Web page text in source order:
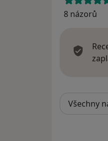
8 názorů